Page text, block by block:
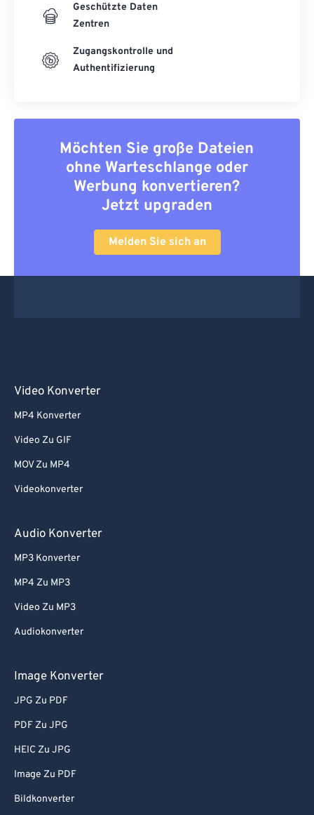
Geschützte Daten
Zentren
Zugangskontrolle und
Authentifizierung
Möchten Sie große Dateien
ohne Warteschlange oder
Werbung konvertieren?
Jetzt upgraden
Melden Sie sich an
Video Konverter
MP4 Konverter
Video Zu GIF
MOV Zu MP4
Videokonverter
Audio Konverter
MP3 Konverter
MP4 Zu MP3
Video Zu MP3
Audiokonverter
Image Konverter
JPG Zu PDF
PDF Zu JPG
HEIC Zu JPG
Image Zu PDF
Bildkonverter